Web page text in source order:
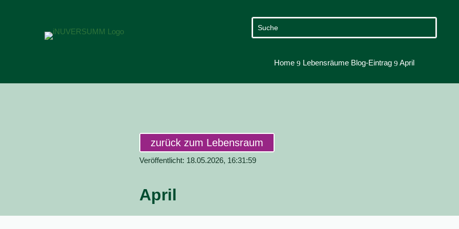
Home 9 Lebensräume Blog-Eintrag 9 April
zurück zum Lebensraum
Veröffentlicht: 18.05.2026, 16:31:59
April